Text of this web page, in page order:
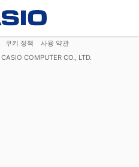
쿠키 정책
사용 약관
CASIO COMPUTER CO., LTD.